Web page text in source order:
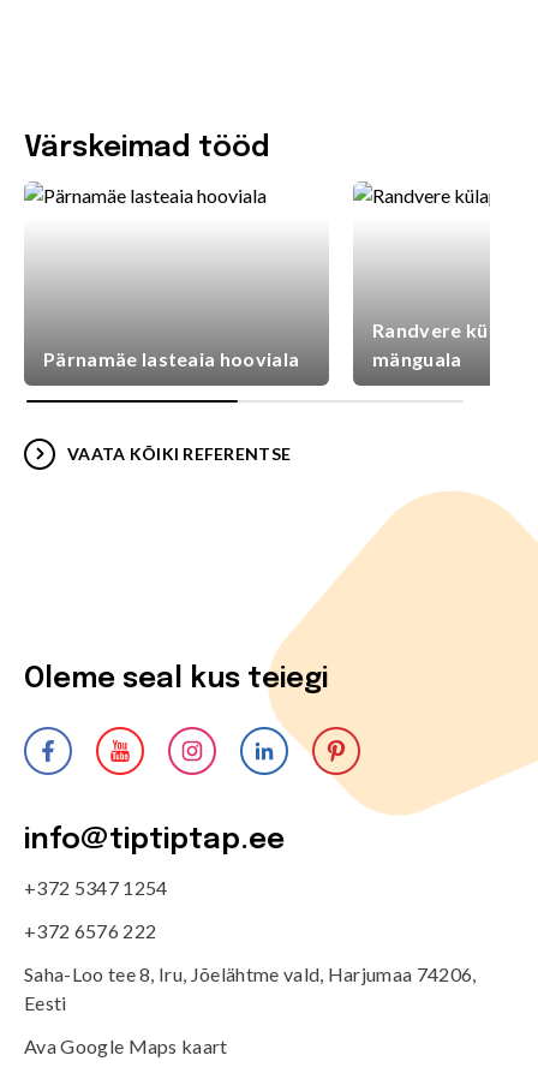
Värskeimad tööd
Pärnamäe lasteaia hooviala
Randvere
mänguala
VAATA KÕIKI REFERENTSE
Oleme seal kus teiegi
info@tiptiptap.ee
+372 5347 1254
+372 6576 222
Saha-Loo tee 8, Iru, Jõelähtme vald, Harjumaa 74206,
Eesti
Ava Google Maps kaart